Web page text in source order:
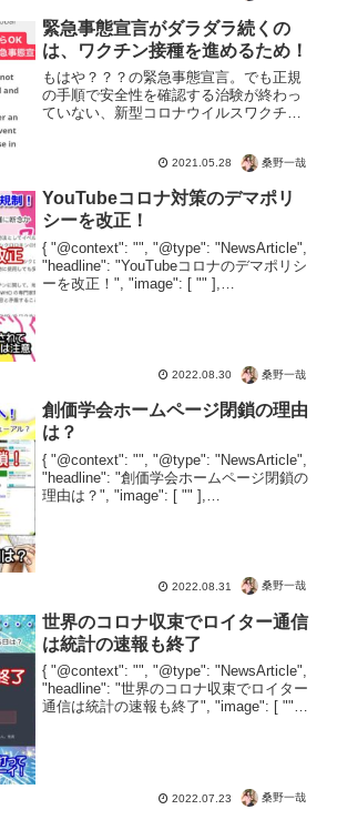
緊急事態宣言がダラダラ続くの
は、ワクチン接種を進めるため！
もはや？？？の緊急事態宣言。でも正規
の手順で安全性を確認する治験が終わっ
ていない、新型コロナウイルスワクチン
ンをとにかく消費させるためには、病床
2021.05.28 桑野一哉
YouTubeコロナ対策のデマポリ
シーを改正！
{ "@context": "", "@type": "NewsArticle",
"headline": "YouTubeコロナのデマポリシ
ーを改正！", "image": [ "" ],
2022.08.30 桑野一哉
創価学会ホームページ閉鎖の理由
は？
{ "@context": "", "@type": "NewsArticle",
"headline": "創価学会ホームページ閉鎖の
理由は？", "image": [ "" ],
2022.08.31 桑野一哉
世界のコロナ収束でロイター通信
は統計の速報も終了
{ "@context": "", "@type": "NewsArticle",
"headline": "世界のコロナ収束でロイター
通信は統計の速報も終了", "image": [ "" ],
2022.07.23 桑野一哉